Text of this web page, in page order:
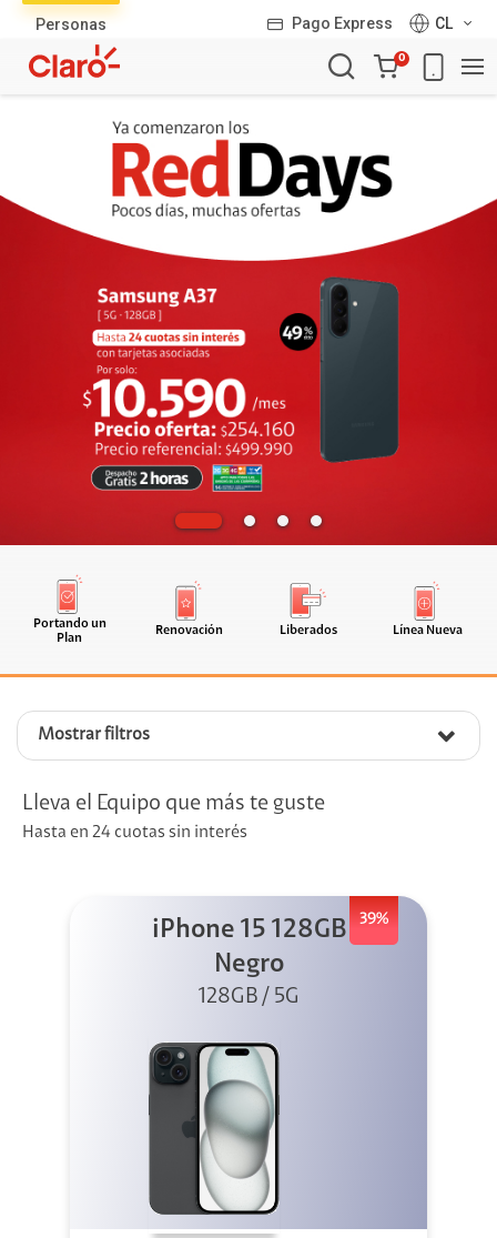
Personas Pago Express
CL
Carro
de
0
Portando un
Plan
Renovación Liberados Línea Nueva
Mostrar filtros
productos
Lleva el Equipo que más te guste
Hasta en 24 cuotas sin interés
39%
iPhone 15 128GB
Negro
128GB / 5G